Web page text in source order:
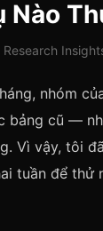
Nào
Research
nhóm
bảng cũ —
Vì vậy, tôi
tuần để